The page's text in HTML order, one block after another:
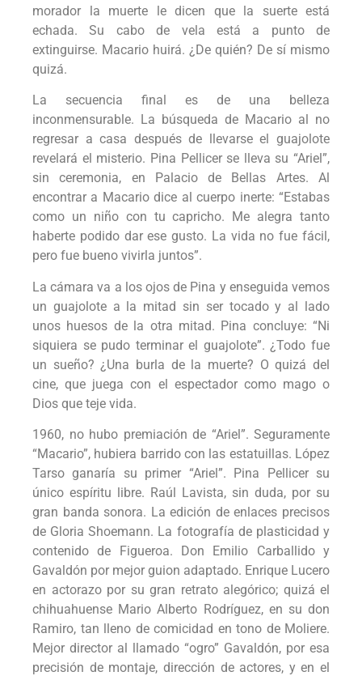
morador la muerte le dicen que la suerte está
echada. Su cabo de vela está a punto de
extinguirse. Macario huirá. ¿De quién? De sí mismo
quizá.
La secuencia final es de una belleza
inconmensurable. La búsqueda de Macario al no
regresar a casa después de llevarse el guajolote
revelará el misterio. Pina Pellicer se lleva su “Ariel”,
sin ceremonia, en Palacio de Bellas Artes. Al
encontrar a Macario dice al cuerpo inerte: “Estabas
como un niño con tu capricho. Me alegra tanto
haberte podido dar ese gusto. La vida no fue fácil,
pero fue bueno vivirla juntos”.
La cámara va a los ojos de Pina y enseguida vemos
un guajolote a la mitad sin ser tocado y al lado
unos huesos de la otra mitad. Pina concluye: “Ni
siquiera se pudo terminar el guajolote”. ¿Todo fue
un sueño? ¿Una burla de la muerte? O quizá del
cine, que juega con el espectador como mago o
Dios que teje vida.
1960, no hubo premiación de “Ariel”. Seguramente
“Macario”, hubiera barrido con las estatuillas. López
Tarso ganaría su primer “Ariel”. Pina Pellicer su
único espíritu libre. Raúl Lavista, sin duda, por su
gran banda sonora. La edición de enlaces precisos
de Gloria Shoemann. La fotografía de plasticidad y
contenido de Figueroa. Don Emilio Carballido y
Gavaldón por mejor guion adaptado. Enrique Lucero
en actorazo por su gran retrato alegórico; quizá el
chihuahuense Mario Alberto Rodríguez, en su don
Ramiro, tan lleno de comicidad en tono de Moliere.
Mejor director al llamado “ogro” Gavaldón, por esa
precisión de montaje, dirección de actores, y en el